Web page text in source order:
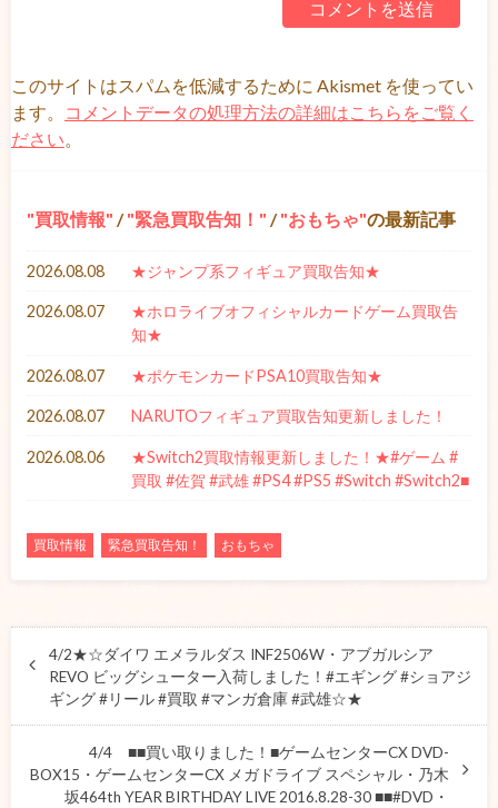
このサイトはスパムを低減するために Akismet を使ってい
ます。
コメントデータの処理方法の詳細はこちらをご覧く
ださい。
買取情報 / 緊急買取告知！ / おもちゃ の最新記事
2026.08.08 ★ジャンプ系フィギュア買取告知★
2026.08.07
★ホロライブオフィシャルカードゲーム買取告
知★
2026.08.07 ★ポケモンカードPSA10買取告知★
2026.08.07 NARUTOフィギュア買取告知更新しました！
2026.08.06
★Switch2買取情報更新しました！★#ゲーム #
買取 #佐賀 #武雄 #PS4 #PS5 #Switch #Switch2■
買取情報 緊急買取告知！ おもちゃ
4/2★☆ダイワ エメラルダス INF2506W・アブガルシア
REVO ビッグシューター入荷しました！#エギング #ショアジ
ギング #リール #買取 #マンガ倉庫 #武雄☆★
4/4 ■■買い取りました！■ゲームセンターCX DVD-
BOX15・ゲームセンターCX メガドライブ スペシャル・乃木
坂464th YEAR BIRTHDAY LIVE 2016.8.28-30 ■■#DVD・